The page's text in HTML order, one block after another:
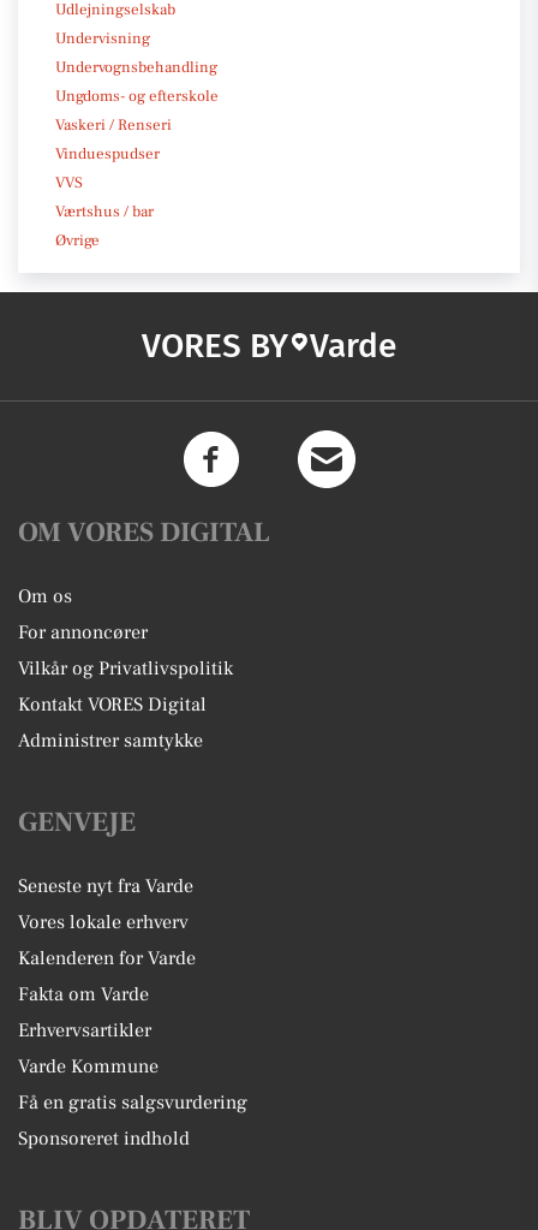
Udlejningselskab
Undervisning
Undervognsbehandling
Ungdoms- og efterskole
Vaskeri / Renseri
Vinduespudser
VVS
Værtshus / bar
Øvrige
VORES BY Varde
OM VORES DIGITAL
Om os
For annoncører
Vilkår og Privatlivspolitik
Kontakt VORES Digital
Administrer samtykke
GENVEJE
Seneste nyt fra Varde
Vores lokale erhverv
Kalenderen for Varde
Fakta om Varde
Erhvervsartikler
Varde Kommune
Få en gratis salgsvurdering
Sponsoreret indhold
BLIV OPDATERET